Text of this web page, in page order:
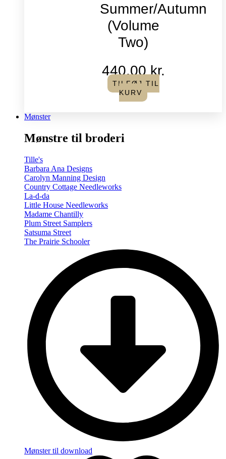
Summer/Autumn
(Volume
Two)
440,00kr.
TILFØJ TIL
KURV
Mønster
Mønstre til broderi
Tille's
Barbara Ana Designs
Carolyn Manning Design
Country Cottage Needleworks
La-d-da
Little House Needleworks
Madame Chantilly
Plum Street Samplers
Satsuma Street
The Prairie Schooler
Mønster til download